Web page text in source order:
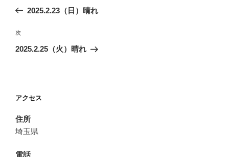
ビ
ゲ
ン
の
稿
2025.2.23（日）晴れ
次
の
次
2025.2.25（火）晴れ
アクセス
住所
埼玉県
電話